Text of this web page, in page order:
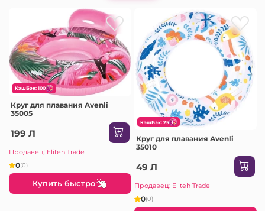
КэшБэк: 100
Круг для плавания Avenli
35005
199 Л
Продавец: Eliteh Trade
0(0)
Купить быстро
КэшБэк: 25
Круг для плавания Avenli
35010
49 Л
Продавец: Eliteh Trade
0(0)